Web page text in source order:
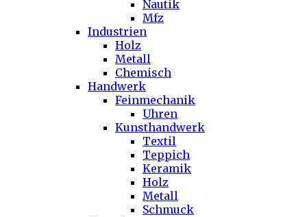
Nautik
Mfz
Industrien
Holz
Metall
Chemisch
Handwerk
Feinmechanik
Uhren
Kunsthandwerk
Textil
Teppich
Keramik
Holz
Metall
Schmuck